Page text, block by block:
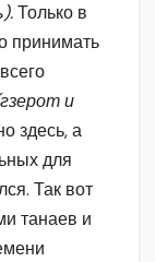
Только в
принимать
и
здесь, а
для
Так вот
танаев и